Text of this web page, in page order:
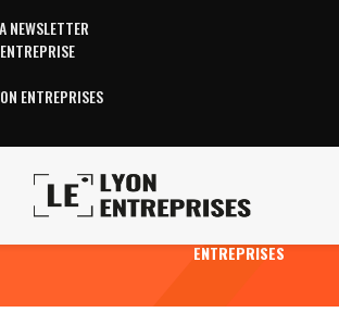
NEWSLETTER
ENTREPRISES
aux entreprises et aux
TOUTE
ENTREPRISES